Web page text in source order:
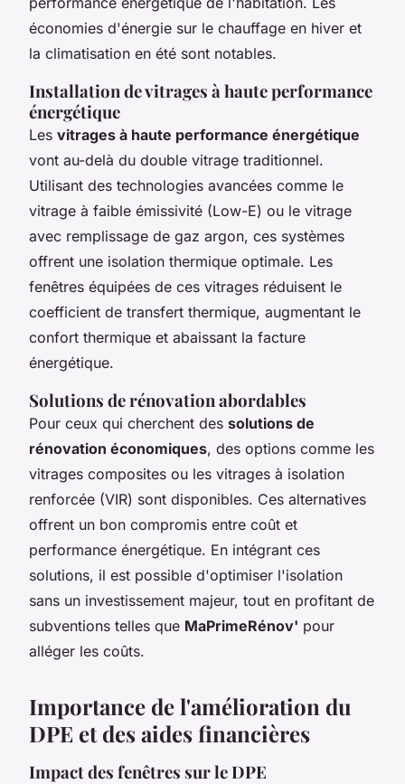
économies d'énergie sur le chauffage en hiver et
la climatisation en été sont notables.
Installation de vitrages à haute performance
énergétique
Les vitrages à haute performance énergétique
vont au-delà du double vitrage traditionnel.
Utilisant des technologies avancées comme le
vitrage à faible émissivité (Low-E) ou le vitrage
avec remplissage de gaz argon, ces systèmes
offrent une isolation thermique optimale. Les
fenêtres équipées de ces vitrages réduisent le
coefficient de transfert thermique, augmentant le
confort thermique et abaissant la facture
énergétique.
Solutions de rénovation abordables
Pour ceux qui cherchent des solutions de
rénovation économiques, des options comme les
vitrages composites ou les vitrages à isolation
renforcée (VIR) sont disponibles. Ces alternatives
offrent un bon compromis entre coût et
performance énergétique. En intégrant ces
solutions, il est possible d'optimiser l'isolation
sans un investissement majeur, tout en profitant de
subventions telles que MaPrimeRénov' pour
alléger les coûts.
Importance de l'amélioration du
DPE et des aides financières
Impact des fenêtres sur le DPE